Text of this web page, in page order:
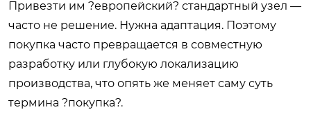
Привезти им ?европейский? стандартный узел —
часто не решение. Нужна адаптация. Поэтому
покупка часто превращается в совместную
разработку или глубокую локализацию
производства, что опять же меняет саму суть
термина ?покупка?.